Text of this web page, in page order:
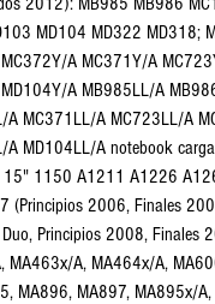
MD104 MD322 MD318;
A MC371Y/A
A MB985LL/A
MC371LL/A MC723LL/A
MD104LL/A notebook
15" 1150 A1211 A1226
2006, Finales
Principios 2008, Finales
A, MA464x/A,
MA896, MA897, MA895x/